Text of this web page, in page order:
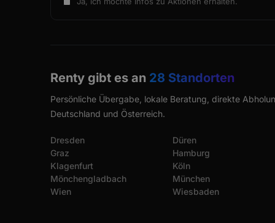
Renty gibt es an 28 Standorten
Persönliche Übergabe, lokale Beratung, direkte
Deutschland und Österreich.
Dresden
Graz
Klagenfurt
Mönchengladbach
Wien
Düren
Hamburg
Köln
München
Wiesbaden